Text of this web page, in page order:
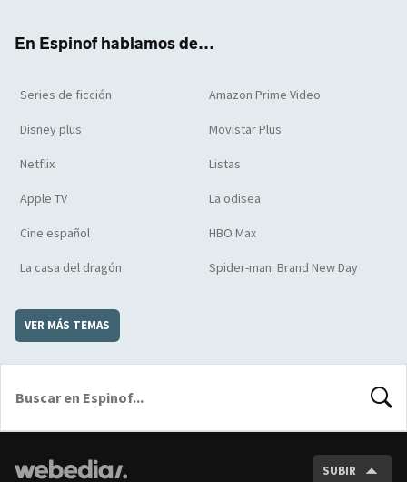
En Espinof hablamos de...
Series de ficción Amazon Prime Video
Disney plus Movistar Plus
Netflix Listas
Apple TV La odisea
Cine español HBO Max
La casa del dragón Spider-man: Brand New Day
VER MÁS TEMAS
SUBIR